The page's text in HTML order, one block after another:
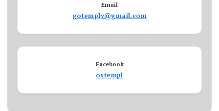
Email
gotemply@gmail.com
Facebook
oxtempl